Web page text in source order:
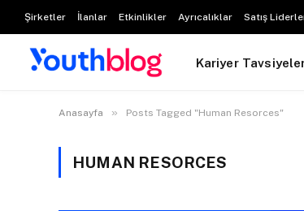
Şirketler İlanlar Etkinlikler Ayrıcalıklar Satış
Kariyer
Anasayfa » Posts Tagged "Human Resorces"
HUMAN RESORCES